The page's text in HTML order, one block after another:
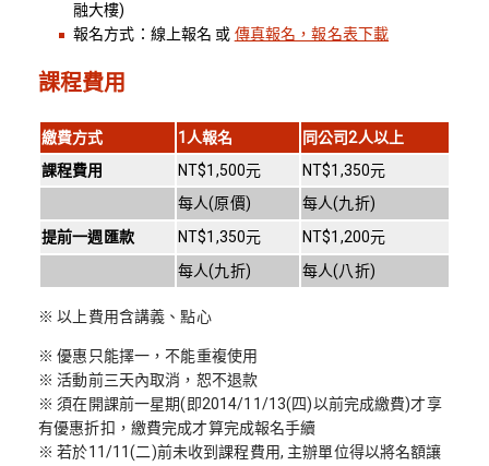
融大樓)
報名方式：線上報名 或 傳真報名，報名表下載
課程費用
繳費方式 1人報名
同公司2人以上
課程費用
NT$1,500元
NT$1,350元
每人(原價)
每人(九折)
提前一週匯款
NT$1,350元
NT$1,200元
每人(九折)
每人(八折)
※ 以上費用含講義、點心
※ 優惠只能擇一，不能重複使用
※ 活動前三天內取消，恕不退款
※ 須在開課前一星期(即2014/11/13(四)以前完成繳費)才享
有優惠折扣，繳費完成才算完成報名手續
※ 若於11/11(二)前未收到課程費用, 主辦單位得以將名額讓